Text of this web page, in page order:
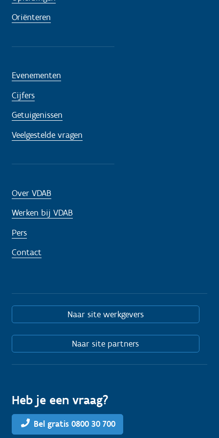
Oriënteren
Evenementen
Cijfers
Getuigenissen
Veelgestelde vragen
Over VDAB
Werken bij VDAB
Pers
Contact
Naar site werkgevers
Naar site partners
Heb je een vraag?
Bel gratis 0800 30 700